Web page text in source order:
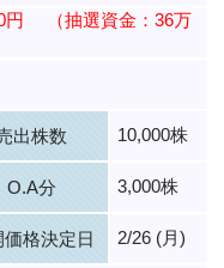
円
（抽選資金：36万
出株数 10,000株
O.A分 3,000株
価格決定日 2/26 (月)